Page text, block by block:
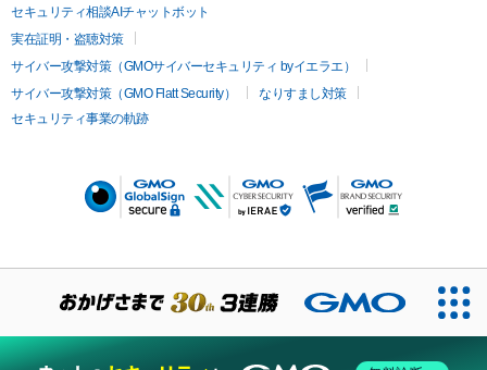
セキュリティ相談AIチャットボット
実在証明・盗聴対策
サイバー攻撃対策（GMOサイバーセキュリティ byイエラエ）
サイバー攻撃対策（GMO Flatt Security）
なりすまし対策
セキュリティ事業の軌跡